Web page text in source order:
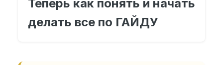
Теперь как понять и начать
делать все по ГАЙДУ